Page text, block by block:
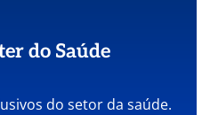
do Saúde
do setor da saúde.